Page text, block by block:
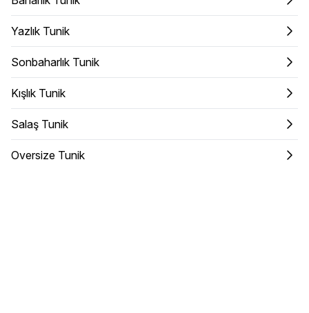
Yazlık Tunik
Sonbaharlık Tunik
Kışlık Tunik
Salaş Tunik
Oversize Tunik